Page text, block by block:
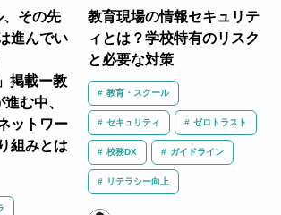
、その先
進んでい
掲載ー教
む中、
ットワー
組みとは
教育現場の情報セキュリテ
ィとは？学校特有のリスク
と必要な対策
教育・スクール
セキュリティ ゼロトラスト
校務DX ガイドライン
リテラシー向上